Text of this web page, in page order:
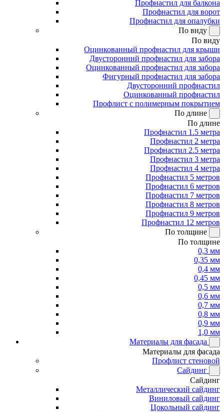
Профнастил для балкона
Профнастил для ворот
Профнастил для опалубки
По виду
По виду
Оцинкованный профнастил для крыши
Двусторонний профнастил для забора
Оцинкованный профнастил для забора
Фигурный профнастил для забора
Двусторонний профнастил
Оцинкованный профнастил
Профлист с полимерным покрытием
По длине
По длине
Профнастил 1.5 метра
Профнастил 2 метра
Профнастил 2.5 метра
Профнастил 3 метра
Профнастил 4 метра
Профнастил 5 метров
Профнастил 6 метров
Профнастил 7 метров
Профнастил 8 метров
Профнастил 9 метров
Профнастил 12 метров
По толщине
По толщине
0,3 мм
0,35 мм
0,4 мм
0,45 мм
0,5 мм
0,6 мм
0,7 мм
0,8 мм
0,9 мм
1,0 мм
Материалы для фасада
Материалы для фасада
Профлист стеновой
Сайдинг
Сайдинг
Металлический сайдинг
Виниловый сайдинг
Цокольный сайдинг